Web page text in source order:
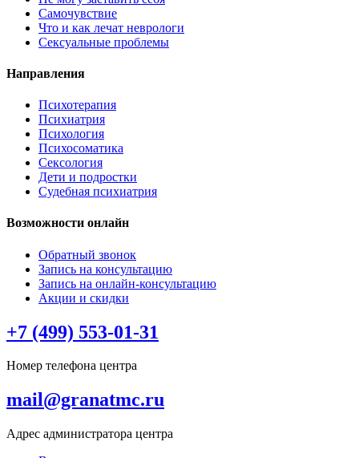
Самочувствие
Что и как лечат неврологи
Сексуальные проблемы
Направления
Психотерапия
Психиатрия
Психология
Психосоматика
Сексология
Дети и подростки
Судебная психиатрия
Возможности онлайн
Обратный звонок
Запись на консультацию
Запись на онлайн-консультацию
Акции и скидки
+7 (499) 553-01-31
Номер телефона центра
mail@granatmc.ru
Адрес администратора центра